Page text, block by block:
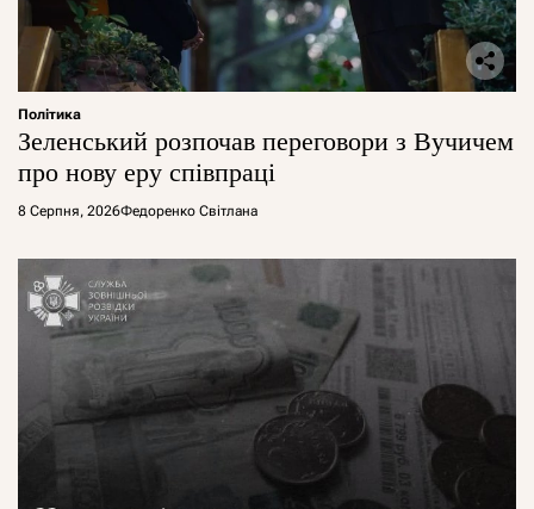
Політика
Зеленський розпочав переговори з Вучичем
про нову еру співпраці
8 Серпня, 2026Федоренко Світлана